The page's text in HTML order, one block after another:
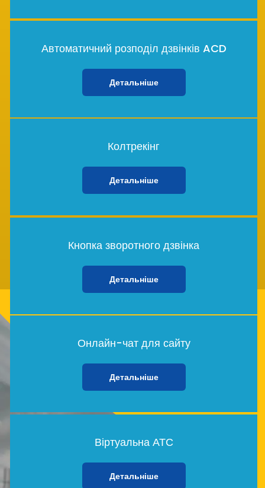
Автоматичний розподіл дзвінків ACD
Детальніше
Колтрекінг
Детальніше
Кнопка зворотного дзвінка
Детальніше
Онлайн-чат для сайту
Детальніше
Віртуальна АТС
Детальніше